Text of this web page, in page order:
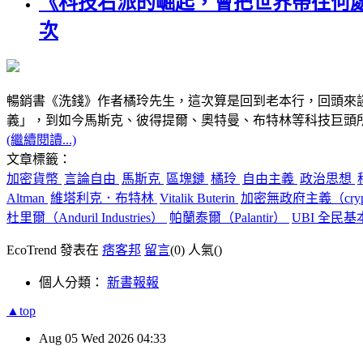
次
暢銷書《洗錢》作者橘玲先生，這次算是回到老本行，回頭
義」，到如今馬斯克、彼得提爾、奧特曼、布特林等科技巨
(繼續閱讀...)
文章標籤：
加密貨幣 言論自由 馬斯克 區塊鏈 橘玲 自由主義 政治思想
Altman 維塔利克．布特林 Vitalik Buterin 加密無政府主義（
杜里爾（Anduril Industries）
帕蘭泰爾（Palantir） UBI 全民基
EcoTrend 發表在 痞客邦 留言(0) 人氣()
個人分類： 新書報報
▲top
Aug 05 Wed 2026 04:33